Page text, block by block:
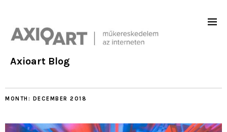
Axioart Blog
MONTH: DECEMBER 2018